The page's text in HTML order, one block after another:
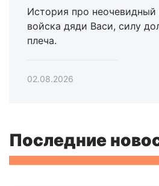
История про неочевидный
войска дяди Васи, силу
плеча.
02.08.2026
Последние